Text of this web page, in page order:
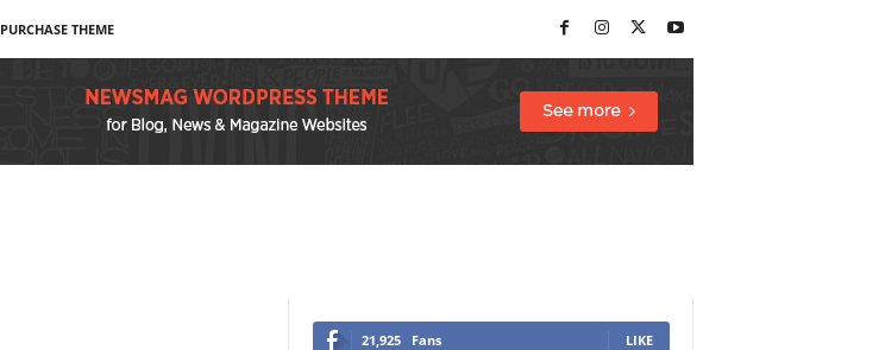
PURCHASE THEME
21,925 Fans LIKE